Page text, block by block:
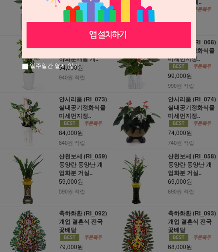
54,000원
홍콩대엽(주필란
다스) (NY_11) 축
하화분배달 개..
94,000원
940원 적립
안시리움 (RI_068)
실내공기정화식물
미세먼지정..
99,000원
990원 적립
안시리움 (RI_073)
실내공기정화식물
미세먼지정..
84,000원
840원 적립
안시리움 (RI_074)
실내공기정화식물
미세먼지정..
74,000원
740원 적립
산천보세 (RI_059)
동양란 동양난 개
업화분 거실..
59,000원
590원 적립
산천보세 (RI_058)
동양란 동양난 개
업화분 거실..
69,000원
690원 적립
축하화환 (RI_092)
개업 결혼식 전국
꽃배달
79,000원
축하화환 (RI_093)
개업 결혼식 전국
꽃배달
68,000원
일주일간 열지 않기